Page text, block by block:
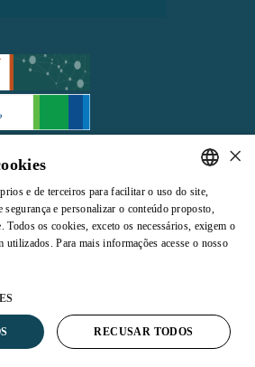
| Termos e Condições de Uso
Política de
PORTUGUESE
ENGLISH
×
e de terceiros para facilitar o uso do site,
segurança e personalizar o conteúdo proposto,
Todos os cookies, exceto os necessários, exigem o
utilizados. Para mais informações acesse o nosso
RECUSAR TODOS